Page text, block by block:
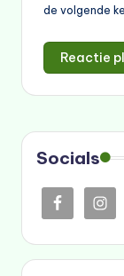
de volgende
Socials